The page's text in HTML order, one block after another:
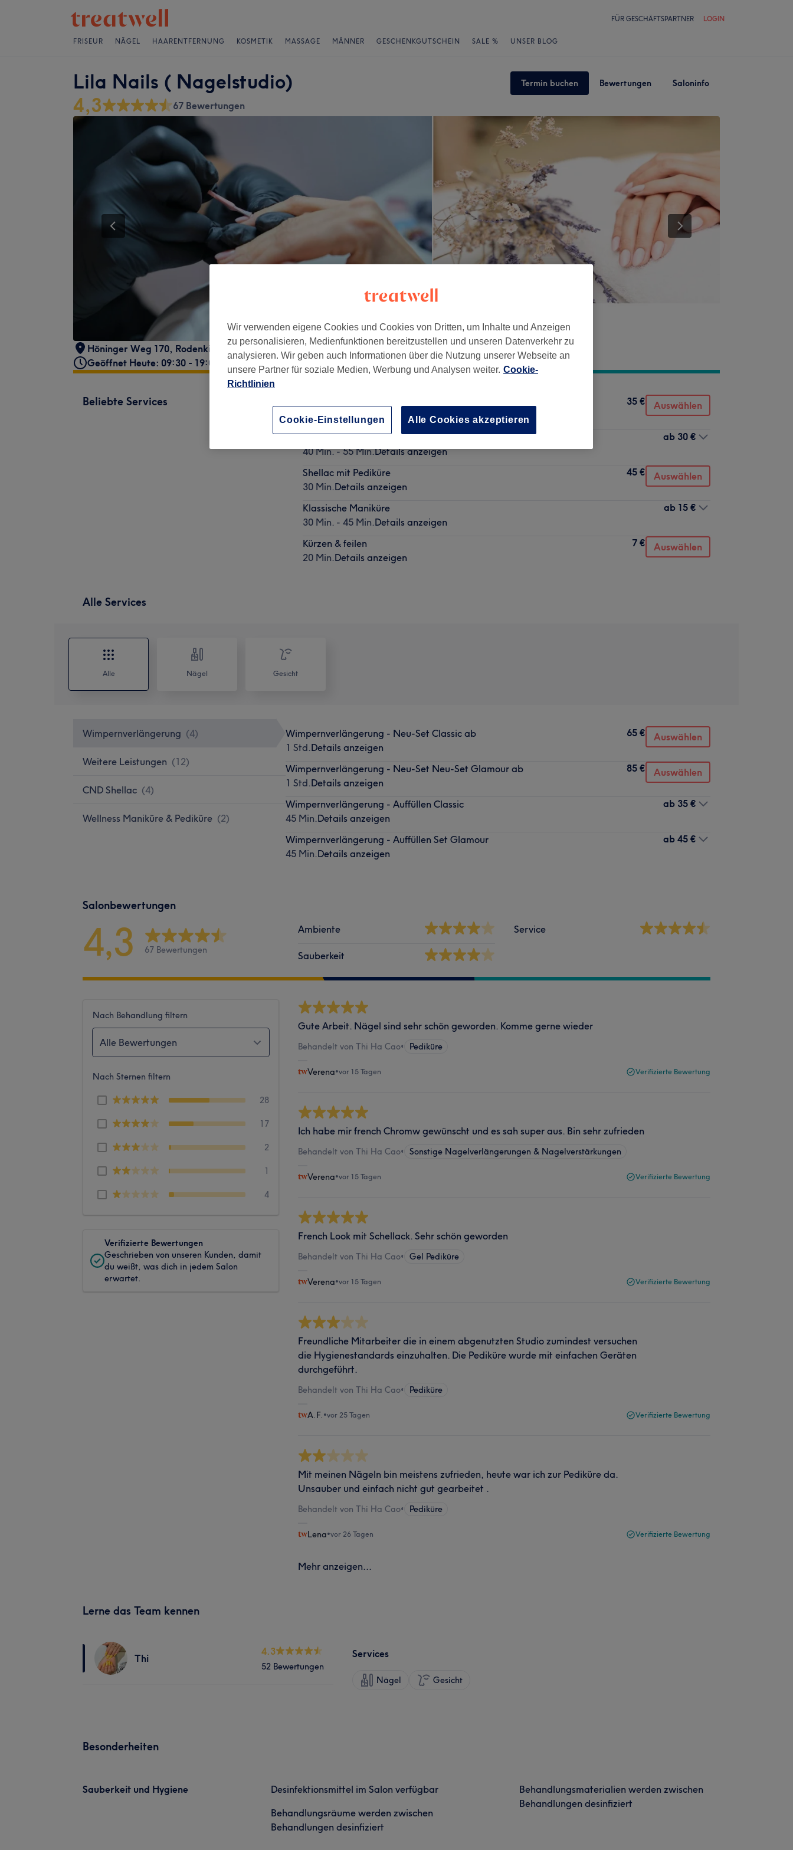
FÜR GESCHÄFTSPARTNER LOGIN
FRISEUR NÄGEL HAARENTFERNUNG KOSMETIK MASSAGE MÄNNER GESCHENKGUTSCHEIN SALE % UNSER BLOG
Lila Nails ( Nagelstudio) Termin buchen Bewertungen Saloninfo
4,3 67 Bewertungen
Höninger Weg 170, Rodenkirchen, Köln, 50969
Geöffnet Heute: 09:30 - 19:00
Beliebte Services
40 Min.Details anzeigen
35 € Auswählen
Klassische Pediküre
40 Min. - 55 Min.Details anzeigen
ab 30 €
Shellac mit Pediküre
30 Min.Details anzeigen
45 € Auswählen
Klassische Maniküre
30 Min. - 45 Min.Details anzeigen
ab 15 €
Kürzen & feilen
20 Min.Details anzeigen
7 € Auswählen
Alle Services
Alle Nägel Gesicht
Wimpernverlängerung (4)
Weitere Leistungen (12)
CND Shellac (4)
Wellness Maniküre & Pediküre (2)
Wimpernverlängerung - Neu-Set Classic ab
1 Std.Details anzeigen
65 € Auswählen
Wimpernverlängerung - Neu-Set Neu-Set Glamour ab
1 Std.Details anzeigen
85 € Auswählen
Wimpernverlängerung - Auffüllen Classic
45 Min.Details anzeigen
ab 35 €
Wimpernverlängerung - Auffüllen Set Glamour
45 Min.Details anzeigen
ab 45 €
Salonbewertungen
4,3 67 Bewertungen
Ambiente
Sauberkeit
Service
Nach Behandlung filtern
Alle Bewertungen
Nach Sternen filtern
28
17
2
1
4
Verifizierte Bewertungen
Geschrieben von unseren Kunden, damit
du weißt, was dich in jedem Salon
erwartet.
Gute Arbeit. Nägel sind sehr schön geworden. Komme gerne wieder
Behandelt von Thi Ha Cao• Pediküre
Verena•vor 15 Tagen Verifizierte Bewertung
Ich habe mir french Chromw gewünscht und es sah super aus. Bin sehr zufrieden
Behandelt von Thi Ha Cao• Sonstige Nagelverlängerungen & Nagelverstärkungen
Verena•vor 15 Tagen Verifizierte Bewertung
French Look mit Schellack. Sehr schön geworden
Behandelt von Thi Ha Cao• Gel Pediküre
Verena•vor 15 Tagen Verifizierte Bewertung
Freundliche Mitarbeiter die in einem abgenutzten Studio zumindest versuchen
die Hygienestandards einzuhalten. Die Pediküre wurde mit einfachen Geräten
durchgeführt.
Behandelt von Thi Ha Cao• Pediküre
A.F. •vor 25 Tagen Verifizierte Bewertung
Mit meinen Nägeln bin meistens zufrieden, heute war ich zur Pediküre da.
Unsauber und einfach nicht gut gearbeitet .
Behandelt von Thi Ha Cao• Pediküre
Lena•vor 26 Tagen Verifizierte Bewertung
Mehr anzeigen...
Lerne das Team kennen
Thi
4.3
52 Bewertungen
Services
Nägel Gesicht
Besonderheiten
Sauberkeit und Hygiene
Desinfektionsmittel im Salon verfügbar
Behandlungsräume werden zwischen
Behandlungen desinfiziert
Behandlungsmaterialien werden zwischen
Behandlungen desinfiziert
Wir verwenden eigene Cookies und Cookies von Dritten, um Inhalte und Anzeigen
zu personalisieren, Medienfunktionen bereitzustellen und unseren Datenverkehr zu
analysieren. Wir geben auch Informationen über die Nutzung unserer Webseite an
unsere Partner für soziale Medien, Werbung und Analysen weiter. Cookie-
Richtlinien
Cookie-Einstellungen Alle Cookies akzeptieren